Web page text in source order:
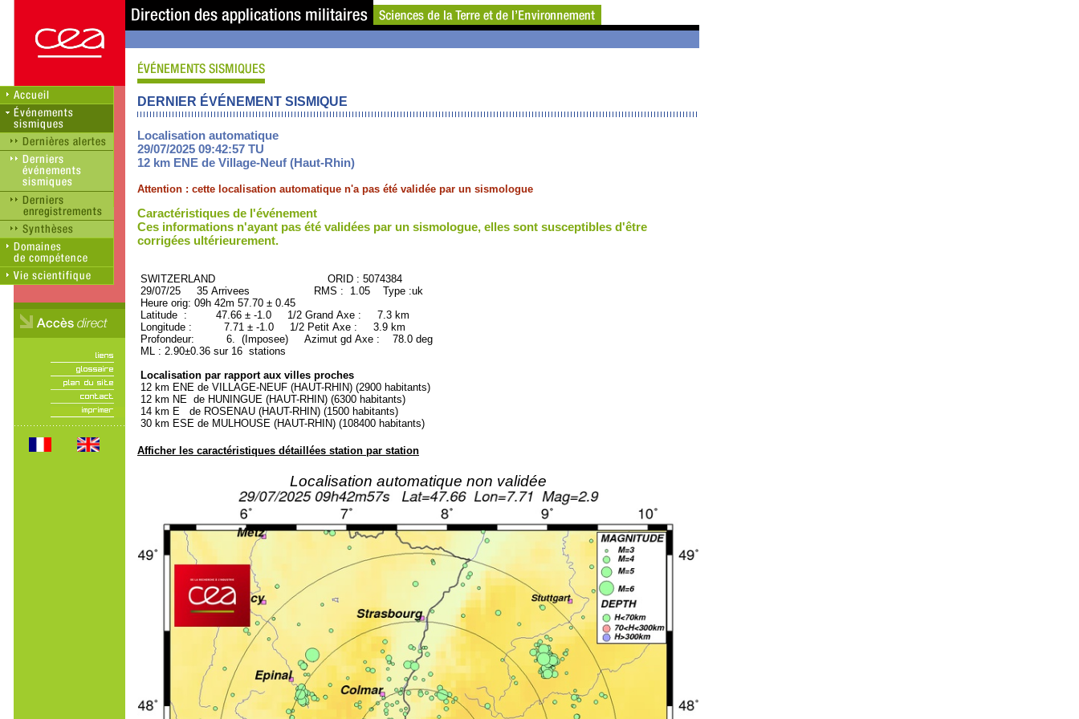
DERNIER ÉVÉNEMENT SISMIQUE
Localisation automatique
29/07/2025 09:42:57 TU
12 km ENE de Village-Neuf (Haut-Rhin)
Attention : cette localisation automatique n'a pas été validée par un sismologue
Caractéristiques de l'événement
Ces informations n'ayant pas été validées par un sismologue, elles sont susceptibles d'être
corrigées ultérieurement.
SWITZERLAND ORID : 5074384
29/07/25 35 Arrivees RMS : 1.05 Type :uk
Heure orig: 09h 42m 57.70 ± 0.45
Latitude : 47.66 ± -1.0 1/2 Grand Axe : 7.3 km
Longitude : 7.71 ± -1.0 1/2 Petit Axe : 3.9 km
Profondeur: 6. (Imposee) Azimut gd Axe : 78.0 deg
ML : 2.90±0.36 sur 16 stations
Localisation par rapport aux villes proches
12 km ENE de VILLAGE-NEUF (HAUT-RHIN) (2900 habitants)
12 km NE de HUNINGUE (HAUT-RHIN) (6300 habitants)
14 km E de ROSENAU (HAUT-RHIN) (1500 habitants)
30 km ESE de MULHOUSE (HAUT-RHIN) (108400 habitants)
Afficher les caractéristiques détaillées station par station
Localisation automatique non validée